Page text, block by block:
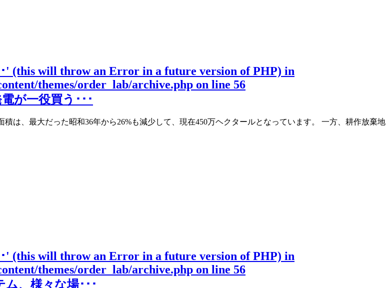
･' (this will throw an Error in a future version of PHP) in
themes/order_lab/archive.php on line 56
が一役買う･･･
は、最大だった昭和36年から26%も減少して、現在450万ヘクタールとなっています。 一方、耕作放棄地
･' (this will throw an Error in a future version of PHP) in
themes/order_lab/archive.php on line 56
、様々な場･･･